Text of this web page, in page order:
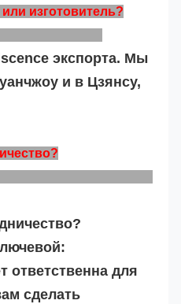
изготовитель?
экспорта. Мы
и в Цзянсу,
ответственна для
сделать